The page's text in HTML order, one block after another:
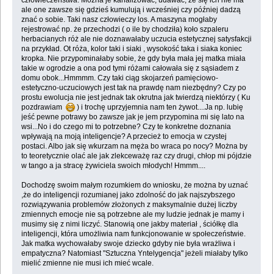
ale one zawsze się gdzieś kumulują i wcześniej czy później dadzą
znać o sobie. Taki nasz człowieczy los. A maszyna mogłaby
rejestrować np. że przechodzi ( o ile by chodziła) koło szpaleru
herbacianych róż ale nie doznawałaby uczucia estetycznej satysfakcji
na przykład. Ot róża, kolor taki i siaki , wysokość taka i siaka koniec
kropka. Nie przypominałaby sobie, że gdy była mała jej matka miała
takie w ogrodzie a ona pod tymi różami całowała się z sąsiadem z
domu obok...Hmmmm. Czy taki ciąg skojarzeń pamięciowo-
estetyczno-uczuciowych jest tak na prawdę nam niezbędny? Czy po
prostu ewolucja nie jest jednak tak okrutna jak twierdzą niektórzy ( Ku
pozdrawiam
) i trochę uprzyjemnia nam ten żywot....Ja np. lubię
jeść pewne potrawy bo zawsze jak je jem przypomina mi się lato na
wsi...No i do czego mi to potrzebne? Czy te konkretne doznania
wpływają na moją inteligencje? A przecież to emocja w czystej
postaci. Albo jak się wkurzam na męża bo wraca po nocy? Można by
to teoretycznie olać ale jak zlekceważę raz czy drugi, chłop mi pójdzie
w tango a ja stracę żywiciela swoich młodych! Hmmm....
Dochodzę swoim małym rozumkiem do wniosku, że można by uznać
,że do inteligencji rozumianej jako zdolność do jak najszybszego
rozwiązywania problemów złożonych z maksymalnie dużej liczby
zmiennych emocje nie są potrzebne ale my ludzie jednak je mamy i
musimy się z nimi liczyć. Stanowią one jakby materiał , ściółkę dla
inteligencji, która umożliwia nam funkcjonowanie w społeczeństwie.
Jak matka wychowałaby swoje dziecko gdyby nie była wrażliwa i
empatyczna? Natomiast "Sztuczna Yntelygencja" jeżeli miałaby tylko
mielić zmienne nie musi ich mieć wcale.